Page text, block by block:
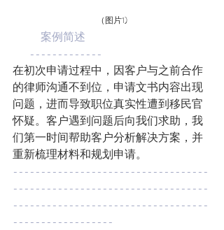
（图片1)
案例简述
        -------------
在初次申请过程中，因客户与之前合作
的律师沟通不到位，申请文书内容出现
问题，进而导致职位真实性遭到移民官
怀疑。客户遇到问题后向我们求助，我
们第一时间帮助客户分析解决方案，并
重新梳理材料和规划申请。
-----------------------------------
-----------------------------------
-----------------------------------
------------------